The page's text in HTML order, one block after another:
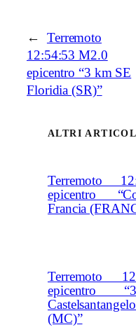
←
Terremoto
12:54:53 M2.0
epicentro “3 km SE
Floridia (SR)”
ALTRI
Terremoto
epicentro
Francia
Terremoto
(MC)”